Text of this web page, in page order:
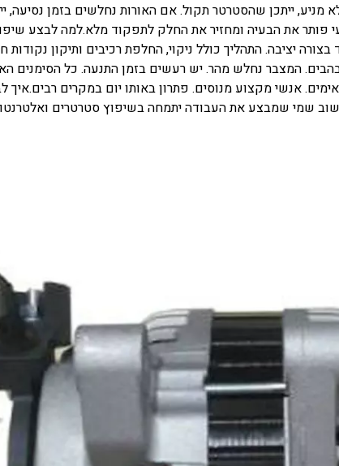
ייתכן שהסטרטר תקול. אם האורות נחלשים בזמן נסיעה,
פותר את הבעיה ומחזיר את החלק לתפקוד מלא.למה לבצע
יציבה. התהליך כולל ניקוי, החלפת רכיבים ותיקון נקודות
המצבר נחלש מהר. יש רעשים בזמן התנעה. כל הסימנים
אנשי מקצוע מנוסים. פתרון באותו יום במקרים
שמי שמבצע את העבודה יתמחה בשיפוץ סטרטרים